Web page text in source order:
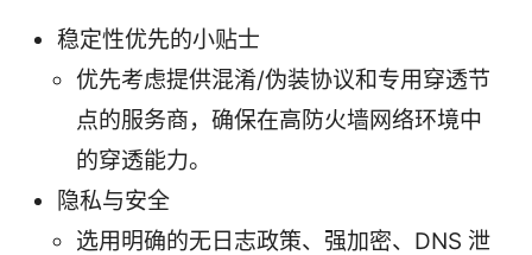
稳定性优先的小贴士
优先考虑提供混淆/伪装协议和专用穿透节
点的服务商，确保在高防火墙网络环境中
的穿透能力。
隐私与安全
选用明确的无日志政策、强加密、DNS 泄